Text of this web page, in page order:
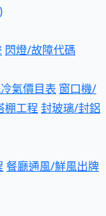
閃燈/故障代碼
氣價目表 窗口機/
棚工程 封玻璃/封鋁
餐廳通風/鮮風出牌